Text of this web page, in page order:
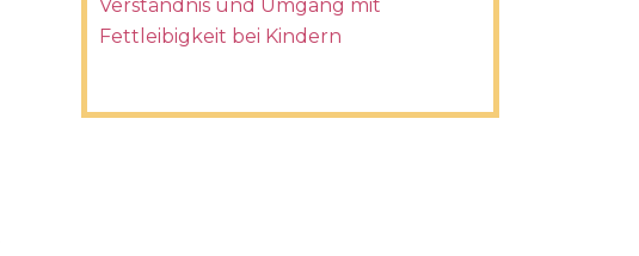
Verständnis und Umgang mit
Fettleibigkeit bei Kindern